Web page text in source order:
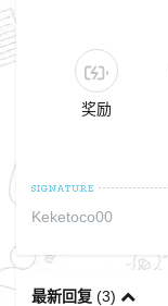
奖励
Keketoco00
最新回复 (3)